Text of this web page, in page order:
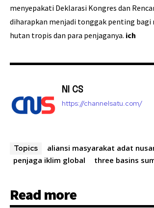
menyepakati Deklarasi Kongres dan
diharapkan menjadi tonggak penting bagi
hutan tropis dan para penjaganya. ich
NI CS
https://channelsatu.com/
Topics
aliansi masyarakat adat
penjaga iklim global
three basins
Read more